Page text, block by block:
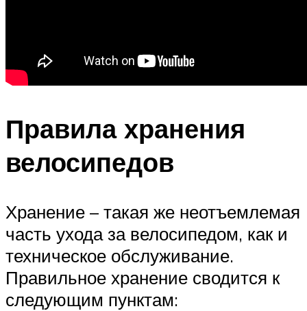
Правила хранения
велосипедов
Хранение – такая же неотъемлемая
часть ухода за велосипедом, как и
техническое обслуживание.
Правильное хранение сводится к
следующим пунктам: